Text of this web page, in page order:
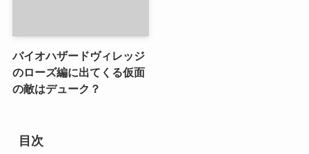
バイオハザードヴィレッジ
のローズ編に出てくる仮面
の敵はデューク？
目次